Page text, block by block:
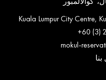
Kuala Lumpur City Centre,
+60 (3)
mokul-